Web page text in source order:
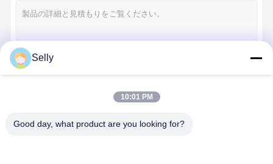
Uのドリル
スクエアエンドミール
角半径 端ミール
Selly
10:01 PM
Good day, what product are you looking for?